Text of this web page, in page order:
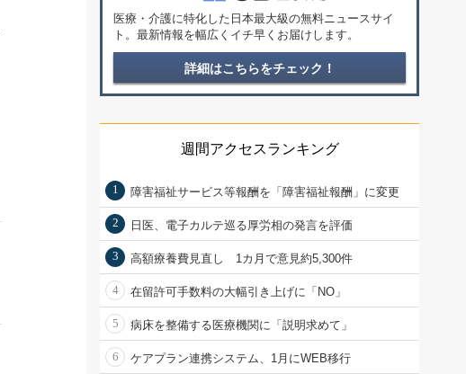
医療・介護に特化した日本最大級の無料ニュースサイ
ト。最新情報を幅広くイチ早くお届けします。
詳細はこちらをチェック！
週間アクセスランキング
1 障害福祉サービス等報酬を「障害福祉報酬」に変更
2 日医、電子カルテ巡る厚労相の発言を評価
3 高額療養費見直し 1カ月で意見約5,300件
4 在留許可手数料の大幅引き上げに「NO」
5 病床を整備する医療機関に「説明求めて」
6 ケアプラン連携システム、1月にWEB移行